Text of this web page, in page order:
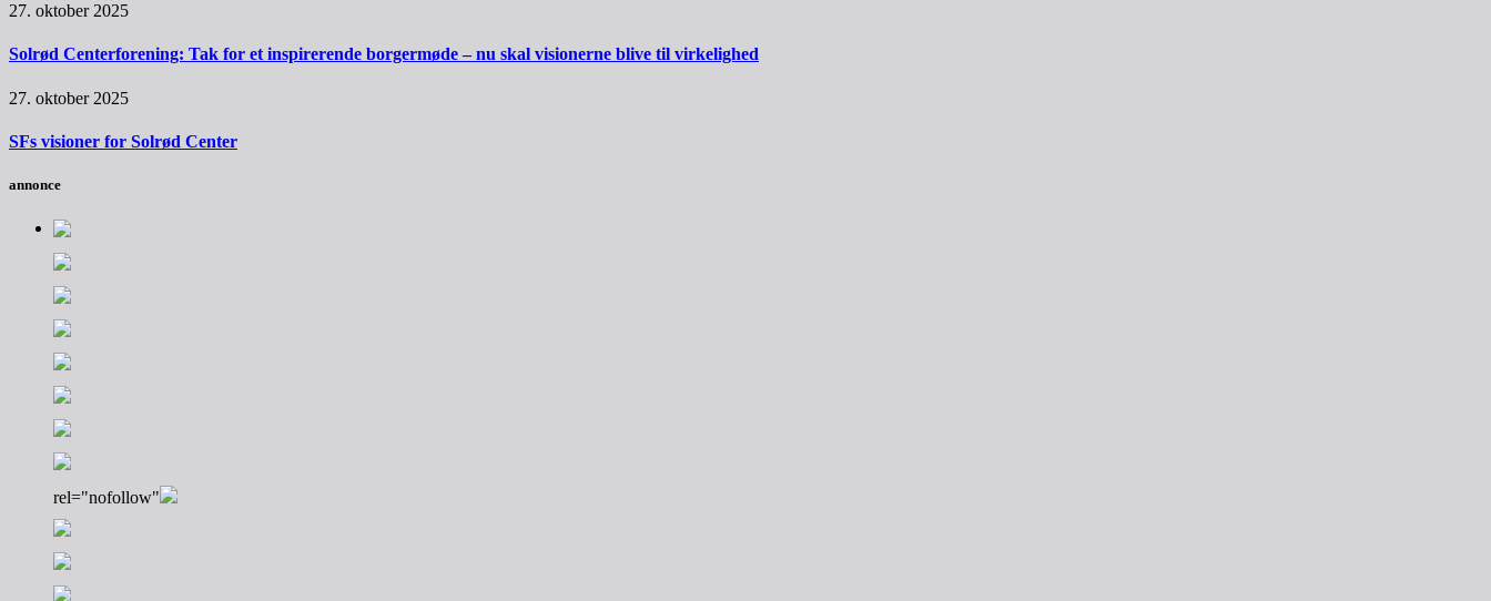
27. oktober 2025
Solrød Centerforening: Tak for et inspirerende borgermøde – nu skal visionerne blive til virkelighed
27. oktober 2025
SFs visioner for Solrød Center
annonce
rel="nofollow"